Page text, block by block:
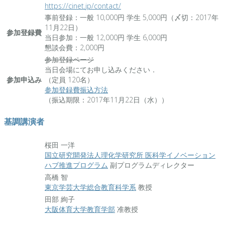
https://cinet.jp/contact/
参加登録費
事前登録：一般 10,000円 学生 5,000円（〆切：2017年
11月22日）
当日参加：一般 12,000円 学生 6,000円
懇談会費：2,000円
参加申込み
参加登録ページ
当日会場にてお申し込みください．
（定員 120名）
参加登録費振込方法
（振込期限：2017年11月22日（水））
基調講演者
桜田 一洋
国立研究開発法人理化学研究所 医科学イノベーション
ハブ推進プログラム 副プログラムディレクター
高橋 智
東京学芸大学総合教育科学系 教授
田部 絢子
大阪体育大学教育学部 准教授